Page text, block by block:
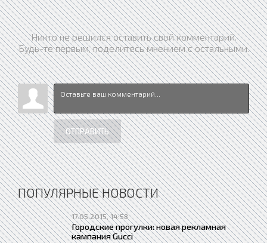
Никто не решился оставить свой комментарий.
Будь-те первым, поделитесь мнением с остальными.
ОТПРАВИТЬ
ПОПУЛЯРНЫЕ НОВОСТИ
17.05.2015, 14:58
Городские прогулки: новая рекламная
кампания Gucci